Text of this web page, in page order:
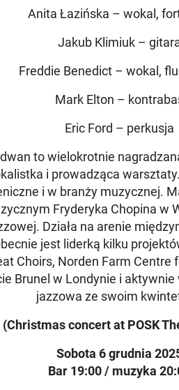
Anita Łazińska – wokal,
Jakub Klimiuk –
Freddie Benedict – wokal,
Mark Elton –
Eric Ford – perkusja
to wielokrotnie
i prowadząca
i w branży muzycznej.
Fryderyka Chopina w
Działa na arenie
jest liderką kilku
Choirs, Norden Farm Centre
Brunel w Londynie i
jazzowa ze swoim
(Christmas concert at POSK
Sobota 6 grudnia
Bar 19:00 / muzyka